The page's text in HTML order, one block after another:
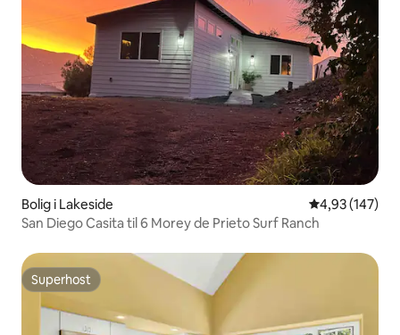
Bolig i Lakeside 4,93 ud af 5 i
4,93 (147)
San Diego Casita til 6 Morey de Prieto Surf Ranch
Superhost
Superhost